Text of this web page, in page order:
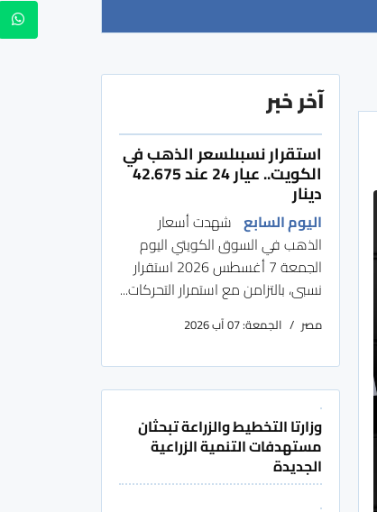
آخر خبر
استقرار نسبىلسعر الذهب في
الكويت.. عيار 24 عند 42.675
دينار
اليوم السابع شهدت أسعار
الذهب في السوق الكويتي اليوم
الجمعة 7 أغسطس 2026 استقرار
نسبى، بالتزامن مع استمرار التحركات...
مصر الجمعة: 07 آب 2026
وزارتا التخطيط والزراعة تبحثان
مستهدفات التنمية الزراعية
الجديدة